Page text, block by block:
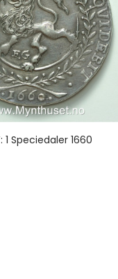
1 Speciedaler 1660